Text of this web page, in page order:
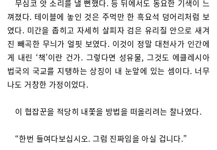
무심코 앗 소리를 낼 뻔했다. 등 뒤에서도 동요한 기색이 느
껴졌다. 테이블에 놓인 것은 주먹만 한 흑요석 덩어리처럼 보
였다. 미간을 좁히고 자세히 살피자 검은 유리질 안으로 새겨
진 빼곡한 무늬가 얼핏 보였다. 이것이 정말 대천사가 인간에
게 내린 ‘책’이란 건가. 그렇다면 성유물, 그것도 에클레시아
법국의 국교를 지탱하는 상징이 내 눈앞에 있는 셈이다. 너무
나도 거창한 가정이었다.
이 협잡꾼을 적당히 내쫓을 방법을 떠올리려는 찰나였다.
“한번 들여다보십시오. 그럼 진짜임을 아실 겁니다.”